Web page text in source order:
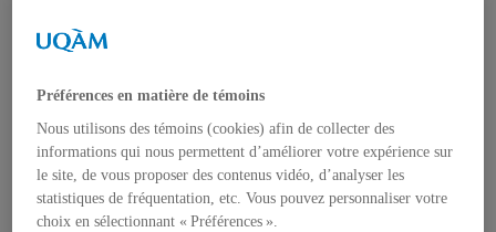
Distinctions
Activités
Événements à venir
Préférences en matière de témoins
Nous utilisons des témoins (cookies) afin de collecter des
informations qui nous permettent d’améliorer votre expérience sur
le site, de vous proposer des contenus vidéo, d’analyser les
statistiques de fréquentation, etc. Vous pouvez personnaliser votre
choix en sélectionnant « Préférences ».